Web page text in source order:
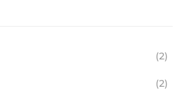
(2)
(2)